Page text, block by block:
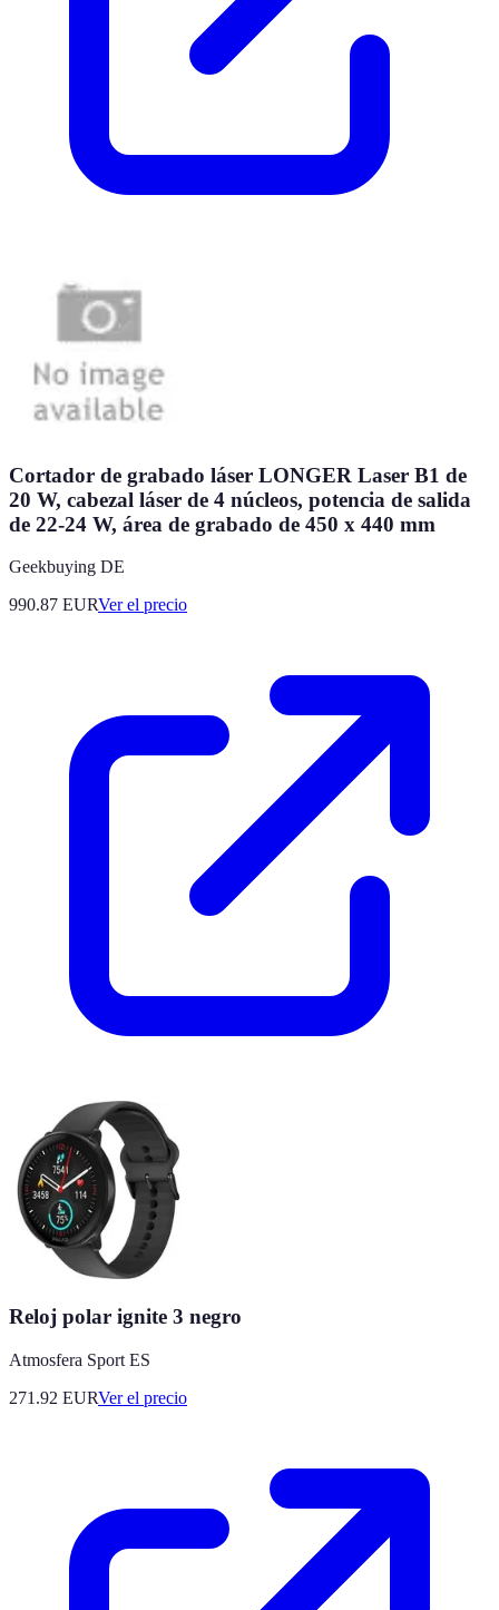
Cortador de grabado láser LONGER Laser B1 de
20 W, cabezal láser de 4 núcleos, potencia de salida
de 22-24 W, área de grabado de 450 x 440 mm
Geekbuying DE
990.87 EURVer el precio
Reloj polar ignite 3 negro
Atmosfera Sport ES
271.92 EURVer el precio